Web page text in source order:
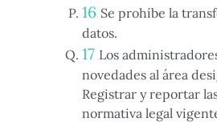
Se prohíbe la
datos.
Los
novedades al área
Registrar y reportar
normativa legal